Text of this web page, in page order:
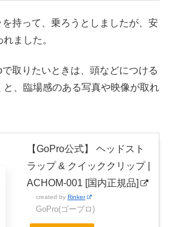
持って、乗ろうとしましたが、安
ました。
取りたいときは、頭などにつける
と、臨場感のある写真や映像が取れ
【GoPro公式】 ヘッドスト
ラップ & クイッククリップ |
ACHOM-001 [国内正規品]
created by Rinker
GoPro(ゴープロ)